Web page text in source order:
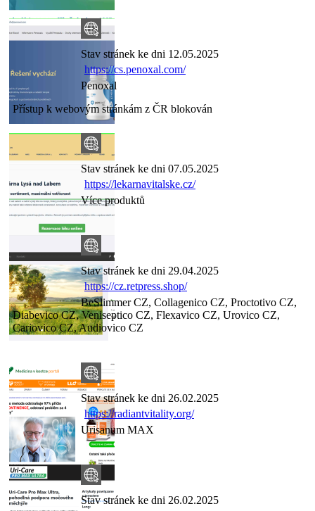
Stav stránek ke dni 12.05.2025
https://cs.penoxal.com/
Penoxal
Přístup k webovým stránkám z ČR blokován
Stav stránek ke dni 07.05.2025
https://lekarnavitalske.cz/
Více produktů
Stav stránek ke dni 29.04.2025
https://cz.retpress.shop/
BeSlimmer CZ, Collagenico CZ, Proctotivo CZ,
Diabevico CZ, Veniseptico CZ, Flexavico CZ, Urovico CZ,
Cariovico CZ, Audiovico CZ
Stav stránek ke dni 26.02.2025
https://radiantvitality.org/
Urisanum MAX
Stav stránek ke dni 26.02.2025